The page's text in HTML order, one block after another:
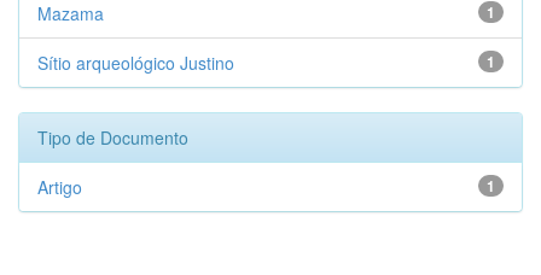
1
Mazama
1
Sítio arqueológico Justino
Tipo de Documento
1
Artigo